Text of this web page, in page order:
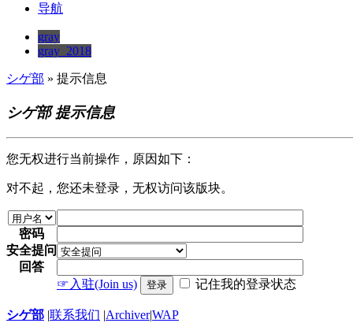
导航
gray
gray_2018
シゲ部 » 提示信息
シゲ部 提示信息
您无权进行当前操作，原因如下：
对不起，您还未登录，无权访问该版块。
密码
安全提问
回答
☞入驻(Join us)
登录 记住我的登录状态
シゲ部 |联系我们 |Archiver|WAP